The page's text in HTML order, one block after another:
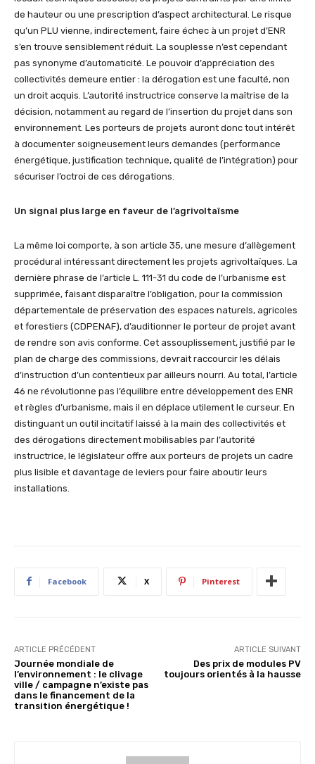
de hauteur ou une prescription d’aspect architectural. Le risque
qu’un PLU vienne, indirectement, faire échec à un projet d’ENR
s’en trouve sensiblement réduit. La souplesse n’est cependant
pas synonyme d’automaticité. Le pouvoir d’appréciation des
collectivités demeure entier : la dérogation est une faculté, non
un droit acquis. L’autorité instructrice conserve la maîtrise de la
décision, notamment au regard de l’insertion du projet dans son
environnement. Les porteurs de projets auront donc tout intérêt
à documenter soigneusement leurs demandes (performance
énergétique, justification technique, qualité de l’intégration) pour
sécuriser l’octroi de ces dérogations.
Un signal plus large en faveur de l’agrivoltaïsme
La même loi comporte, à son article 35, une mesure d’allègement
procédural intéressant directement les projets agrivoltaïques. La
dernière phrase de l’article L. 111-31 du code de l’urbanisme est
supprimée, faisant disparaître l’obligation, pour la commission
départementale de préservation des espaces naturels, agricoles
et forestiers (CDPENAF), d’auditionner le porteur de projet avant
de rendre son avis conforme. Cet assouplissement, justifié par le
plan de charge des commissions, devrait raccourcir les délais
d’instruction d’un contentieux par ailleurs nourri. Au total, l’article
46 ne révolutionne pas l’équilibre entre développement des ENR
et règles d’urbanisme, mais il en déplace utilement le curseur. En
distinguant un outil incitatif laissé à la main des collectivités et
des dérogations directement mobilisables par l’autorité
instructrice, le législateur offre aux porteurs de projets un cadre
plus lisible et davantage de leviers pour faire aboutir leurs
installations.
Facebook X Pinterest
ARTICLE PRÉCÉDENT
Journée mondiale de
l’environnement : le clivage
ville / campagne n’existe pas
dans le financement de la
transition énergétique !
ARTICLE SUIVANT
Des prix de modules PV
toujours orientés à la hausse